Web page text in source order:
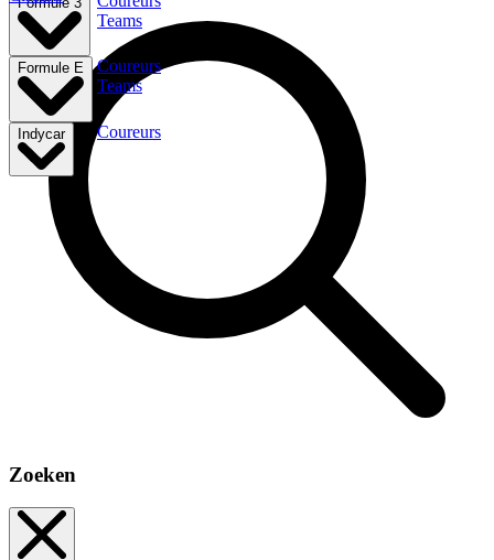
Teams
Formule E
Coureurs
Teams
Indycar Coureurs
Zoeken